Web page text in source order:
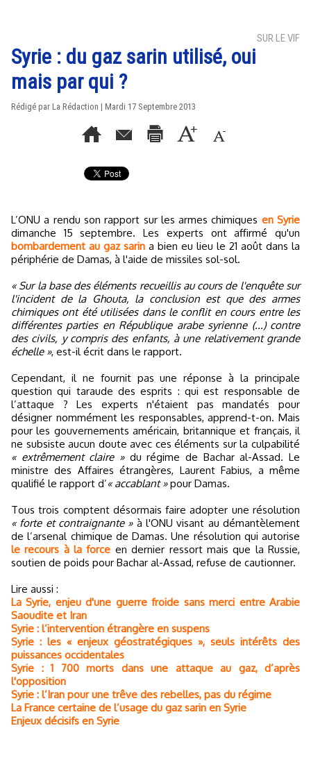
SUR LE VIF
Syrie : du gaz sarin utilisé, oui
mais par qui ?
Rédigé par La Rédaction | Mardi 17 Septembre 2013
L’ONU a rendu son rapport sur les armes chimiques en Syrie
dimanche 15 septembre. Les experts ont affirmé qu'un
bombardement au gaz sarin a bien eu lieu le 21 août dans la
périphérie de Damas, à l'aide de missiles sol-sol.
« Sur la base des éléments recueillis au cours de l'enquête sur
l'incident de la Ghouta, la conclusion est que des armes
chimiques ont été utilisées dans le conflit en cours entre les
différentes parties en République arabe syrienne (...) contre
des civils, y compris des enfants, à une relativement grande
échelle », est-il écrit dans le rapport.
Cependant, il ne fournit pas une réponse à la principale
question qui taraude des esprits : qui est responsable de
l’attaque ? Les experts n'étaient pas mandatés pour
désigner nommément les responsables, apprend-t-on. Mais
pour les gouvernements américain, britannique et français, il
ne subsiste aucun doute avec ces éléments sur la culpabilité
« extrêmement claire »du régime de Bachar al-Assad. Le
ministre des Affaires étrangères, Laurent Fabius, a même
qualifié le rapport d’« accablant »pour Damas.
Tous trois comptent désormais faire adopter une résolution
« forte et contraignante »à l'ONU visant au démantèlement
de l’arsenal chimique de Damas. Une résolution qui autorise
le recours à la force en dernier ressort mais que la Russie,
soutien de poids pour Bachar al-Assad, refuse de cautionner.
Lire aussi :
La Syrie, enjeu d'une guerre froide sans merci entre Arabie
Saoudite et Iran
Syrie : l’intervention étrangère en suspens
Syrie : les « enjeux géostratégiques », seuls intérêts des
puissances occidentales
Syrie : 1 700 morts dans une attaque au gaz, d’après
l'opposition
Syrie : l’Iran pour une trêve des rebelles, pas du régime
La France certaine de l’usage du gaz sarin en Syrie
Enjeux décisifs en Syrie